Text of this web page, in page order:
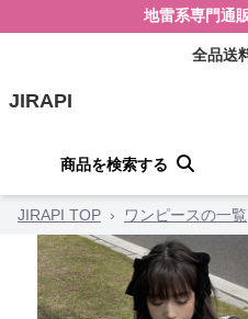
地雷系専門通
全品送
JIRAPI
商品を検索する
JIRAPI TOP › ワンピースの一覧